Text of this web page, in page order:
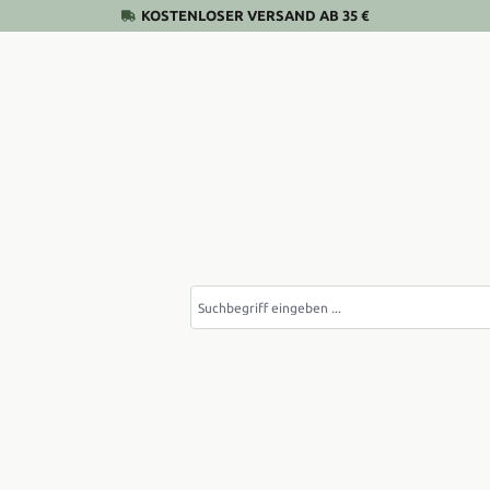
KOSTENLOSER VERSAND AB 35 €